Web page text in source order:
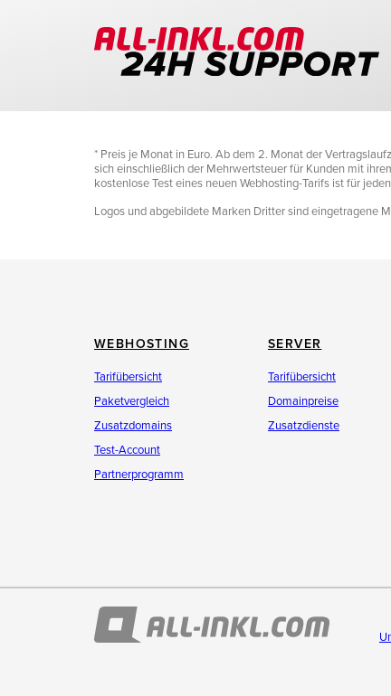
* Preis je Monat in Euro. Ab dem 2. Monat der
sich einschließlich der Mehrwertsteuer für Kunden mit
kostenlose Test eines neuen Webhosting-Tarifs ist für
Logos und abgebildete Marken Dritter sind eingetragene
WEBHOSTING
Tarifübersicht
Paketvergleich
Zusatzdomains
Test-Account
Partnerprogramm
SERVER
Tarifübersicht
Domainpreise
Zusatzdienste